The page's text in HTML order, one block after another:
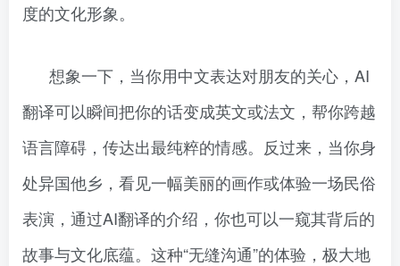
度的文化形象。
想象一下，当你用中文表达对朋友的关心，AI
翻译可以瞬间把你的话变成英文或法文，帮你跨越
语言障碍，传达出最纯粹的情感。反过来，当你身
处异国他乡，看见一幅美丽的画作或体验一场民俗
表演，通过AI翻译的介绍，你也可以一窥其背后的
故事与文化底蕴。这种“无缝沟通”的体验，极大地